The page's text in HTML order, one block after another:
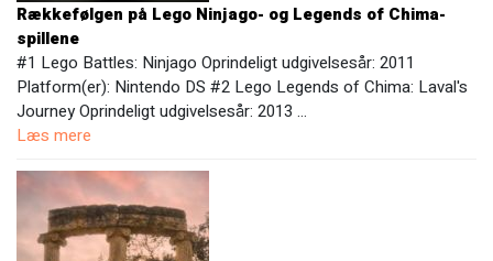
Rækkefølgen på Lego Ninjago- og Legends of Chima-
spillene
#1 Lego Battles: Ninjago Oprindeligt udgivelsesår: 2011
Platform(er): Nintendo DS #2 Lego Legends of Chima: Laval's
Journey Oprindeligt udgivelsesår: 2013 …
Læs mere